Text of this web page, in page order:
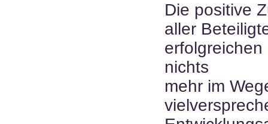
Die positive
aller
nichts
mehr im